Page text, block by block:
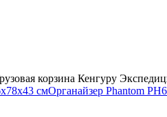
корзина Кенгуру
смОрганайзер Phantom